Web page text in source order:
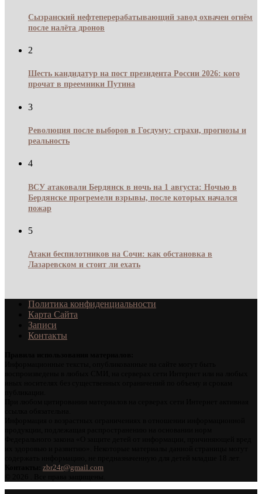
Сызранский нефтеперерабатывающий завод охвачен огнём
после налёта дронов
2
Шесть кандидатур на пост президента России 2026: кого
прочат в преемники Путина
3
Революция после выборов в Госдуму: страхи, прогнозы и
реальность
4
ВСУ атаковали Бердянск в ночь на 1 августа: Ночью в
Бердянске прогремели взрывы, после которых начался
пожар
5
Атаки беспилотников на Сочи: как обстановка в
Лазаревском и стоит ли ехать
Политика конфиденциальности
Карта Сайта
Записи
Контакты
zbr24r@gmail.com